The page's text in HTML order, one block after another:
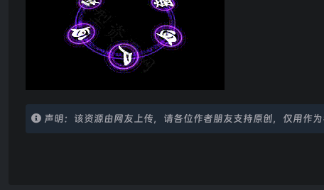
声明：该资源由网友上传，请各位作者朋友支持原创，仅用作